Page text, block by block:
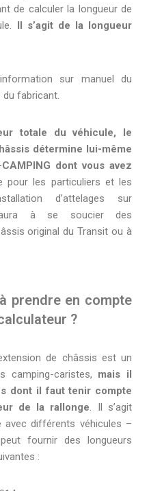
de calculer la longueur de
Il s’agit de la longueur
sur manuel du
fabricant.
totale du véhicule, le
détermine lui-même
dont vous avez
pour les particuliers et les
d’attelages sur
à se soucier des
original du Transit ou à
prendre en compte
?
de châssis est un
camping-caristes, mais il
dont il faut tenir compte
de la rallonge. Il s’agit
avec différents véhicules –
fournir des longueurs
: